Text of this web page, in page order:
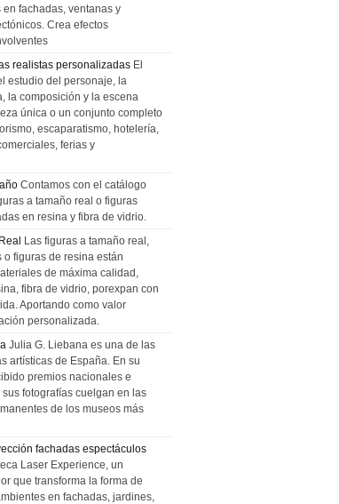
fachadas, ventanas y
Crea efectos
realistas personalizadas El
estudio del personaje, la
la composición y la escena
única o un conjunto completo
escaparatismo, hotelería,
ferias y
Contamos con el catálogo
a tamaño real o figuras
en resina y fibra de vidrio.
Las figuras a tamaño real,
o figuras de resina están
de máxima calidad,
fibra de vidrio, porexpan con
Aportando como valor
personalizada.
Julia G. Liebana es una de las
artísticas de España. En su
premios nacionales e
fotografías cuelgan en las
de los museos más
fachadas espectáculos
Laser Experience, un
que transforma la forma de
en fachadas, jardines,